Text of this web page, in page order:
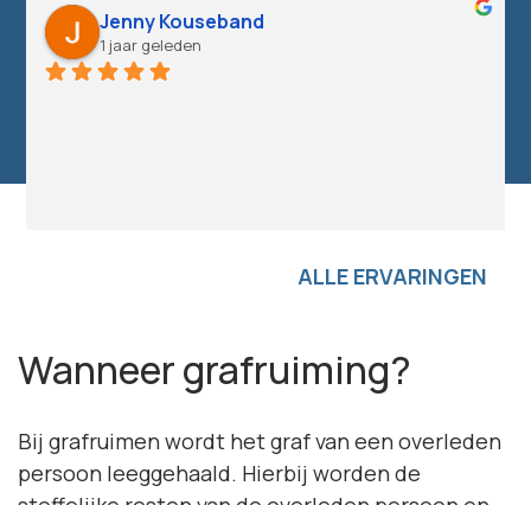
Jenny Kouseband
1 jaar geleden
ALLE ERVARINGEN
Wanneer grafruiming?
Bij grafruimen wordt het graf van een overleden
persoon leeggehaald. Hierbij worden de